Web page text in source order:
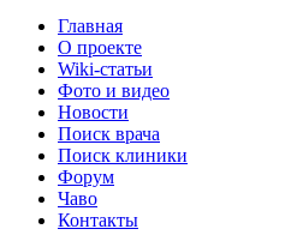
Главная
О проекте
Wiki-статьи
Фото и видео
Новости
Поиск врача
Поиск клиники
Форум
Чаво
Контакты